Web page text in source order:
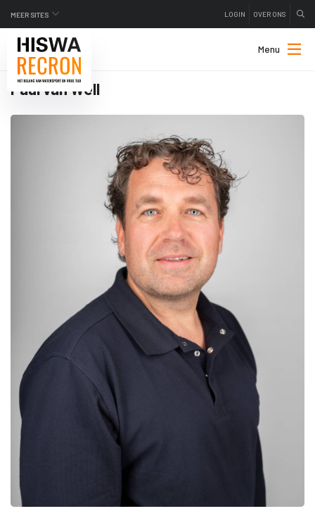
MEER SITES LOGIN OVER ONS
Menu
Paul van Well